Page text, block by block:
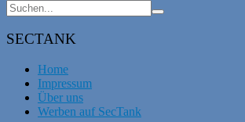
SECTANK
Home
Impressum
Über uns
Werben auf SecTank